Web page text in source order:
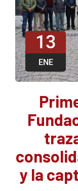
13
ENE
y la